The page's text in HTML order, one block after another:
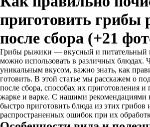
приготовить
после сбора (+21
Грибы рыжики — вкусный и питательный
можно использовать в различных блюдах.
уникальным вкусом, важно знать, как
готовить. В этой статье мы расскажем о
после сбора, способах их приготовления и
жарке и варке. С нашими рекомендациями
быстро приготовить блюда из этих грибов
распространенных ошибок при их